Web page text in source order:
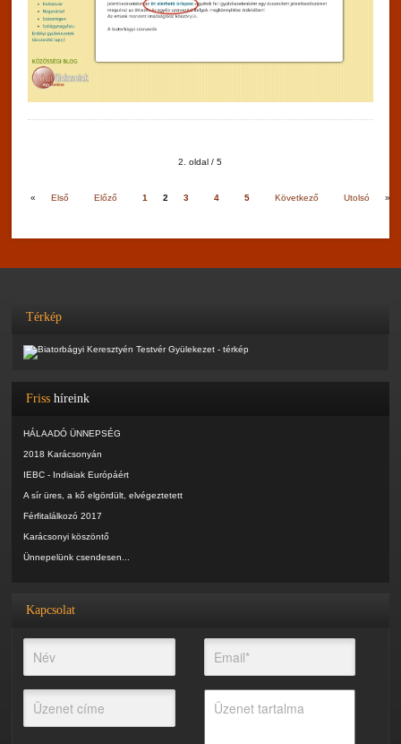
2. oldal / 5
« Első Előző 1 2 3 4 5 Következő Utolsó »
Térkép
Frisshíreink
HÁLAADÓ ÜNNEPSÉG
2018 Karácsonyán
IEBC - Indiaiak Európáért
A sír üres, a kő elgördült, elvégeztetett
Férfitalálkozó 2017
Karácsonyi köszöntő
Ünnepelünk csendesen...
Kapcsolat